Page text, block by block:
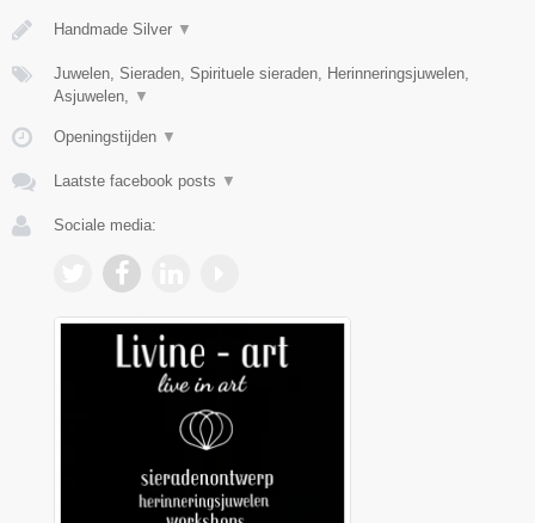
Handmade Silver ▼
Juwelen, Sieraden, Spirituele sieraden, Herinneringsjuwelen,
Asjuwelen,
▼
Openingstijden ▼
Laatste facebook posts ▼
Sociale media: